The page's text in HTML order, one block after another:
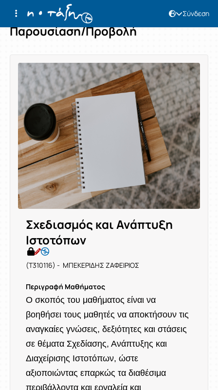
Σύνδεση
Παρουσίαση/Προβολή
Σχεδιασμός και Ανάπτυξη
Ιστοτόπων
(T310116) - ΜΠΕΚΕΡΙΔΗΣ ΖΑΦΕΙΡΙΟΣ
Περιγραφή Μαθήματος
Ο σκοπός του μαθήματος είναι να
βοηθήσει τους μαθητές να αποκτήσουν τις
αναγκαίες γνώσεις, δεξιότητες και στάσεις
σε θέματα Σχεδίασης, Ανάπτυξης και
Διαχείρισης Ιστοτόπων, ώστε
αξιοποιώντας επαρκώς τα διαθέσιμα
περιβάλλοντα και εργαλεία και